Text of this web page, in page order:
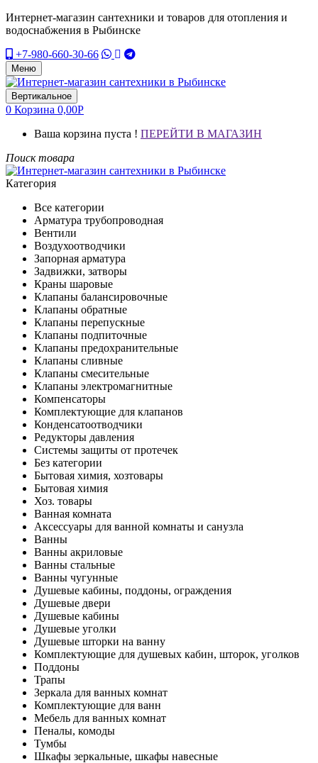
Интернет-магазин сантехники и товаров для отопления и
водоснабжения в Рыбинске
+7-980-660-30-66
Меню
Вертикальное
0 Корзина 0,00Р
Ваша корзина пуста ! ПЕРЕЙТИ В МАГАЗИН
Поиск товара
Категория
Все категории
Арматура трубопроводная
Вентили
Воздухоотводчики
Запорная арматура
Задвижки, затворы
Краны шаровые
Клапаны балансировочные
Клапаны обратные
Клапаны перепускные
Клапаны подпиточные
Клапаны предохранительные
Клапаны сливные
Клапаны смесительные
Клапаны электромагнитные
Компенсаторы
Комплектующие для клапанов
Конденсатоотводчики
Редукторы давления
Системы защиты от протечек
Без категории
Бытовая химия, хозтовары
Бытовая химия
Хоз. товары
Ванная комната
Аксессуары для ванной комнаты и санузла
Ванны
Ванны акриловые
Ванны стальные
Ванны чугунные
Душевые кабины, поддоны, ограждения
Душевые двери
Душевые кабины
Душевые уголки
Душевые шторки на ванну
Комплектующие для душевых кабин, шторок, уголков
Поддоны
Трапы
Зеркала для ванных комнат
Комплектующие для ванн
Мебель для ванных комнат
Пеналы, комоды
Тумбы
Шкафы зеркальные, шкафы навесные